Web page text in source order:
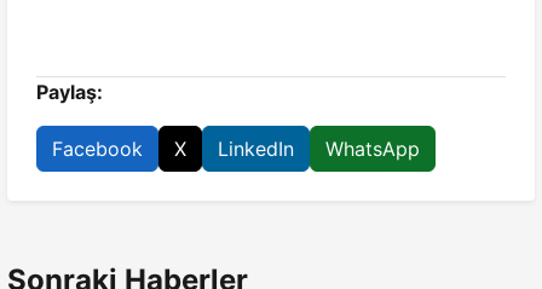
Paylaş:
Facebook X LinkedIn WhatsApp
Sonraki Haberler